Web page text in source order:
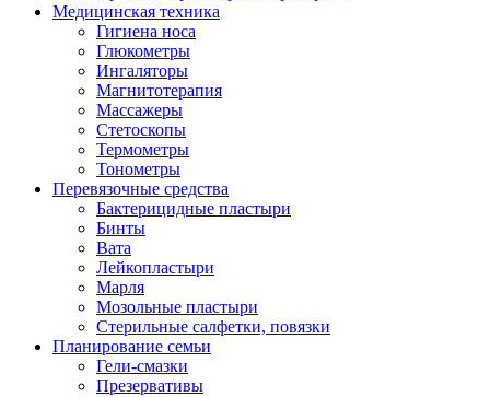
Медицинская техника
Гигиена носа
Глюкометры
Ингаляторы
Магнитотерапия
Массажеры
Стетоскопы
Термометры
Тонометры
Перевязочные средства
Бактерицидные пластыри
Бинты
Вата
Лейкопластыри
Марля
Мозольные пластыри
Стерильные салфетки, повязки
Планирование семьи
Гели-смазки
Презервативы